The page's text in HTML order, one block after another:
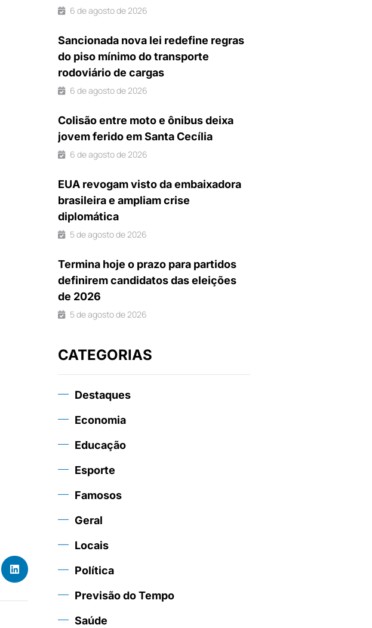
6 de agosto de 2026
Sancionada nova lei redefine regras
do piso mínimo do transporte
rodoviário de cargas
6 de agosto de 2026
Colisão entre moto e ônibus deixa
jovem ferido em Santa Cecília
6 de agosto de 2026
EUA revogam visto da embaixadora
brasileira e ampliam crise
diplomática
5 de agosto de 2026
Termina hoje o prazo para partidos
definirem candidatos das eleições
de 2026
5 de agosto de 2026
CATEGORIAS
Destaques
Economia
Educação
Esporte
Famosos
Geral
Locais
Política
Previsão do Tempo
Saúde